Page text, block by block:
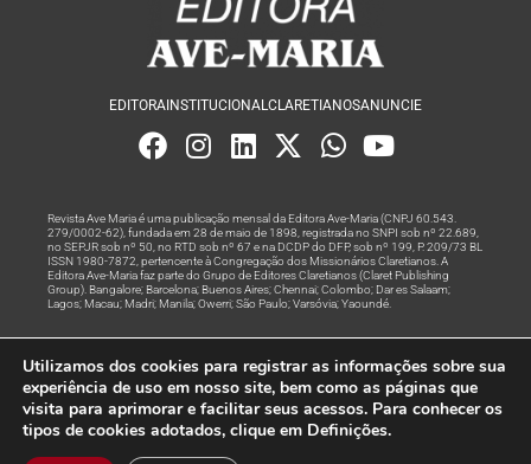
EDITORA INSTITUCIONALCLARETIANOSANUNCIE
Revista Ave Maria é uma publicação mensal da Editora Ave-Maria (CNPJ 60.543.
279/0002-62), fundada em 28 de maio de 1898, registrada no SNPI sob nº 22.689,
no SEPJR sob nº 50, no RTD sob nº 67 e na DCDP do DFP, sob nº 199, P. 209/73 BL
ISSN 1980-7872, pertencente à Congregação dos Missionários Claretianos. A
Editora Ave-Maria faz parte do Grupo de Editores Claretianos (Claret Publishing
Group). Bangalore; Barcelona; Buenos Aires; Chennai; Colombo; Dar es Salaam;
Lagos; Macau; Madri; Manila; Owerri; São Paulo; Varsóvia; Yaoundé.
Rede
© Todos os Direitos Reservados
Utilizamos dos cookies para registrar as informações sobre sua
experiência de uso em nosso site, bem como as páginas que
visita para aprimorar e facilitar seus acessos. Para conhecer os
tipos de cookies adotados, clique em Definições.